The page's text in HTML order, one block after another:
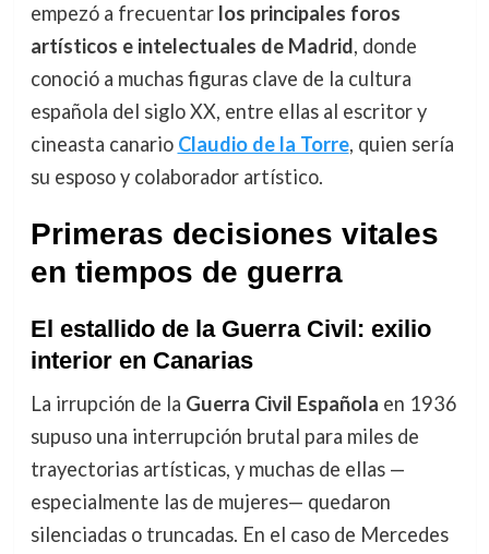
empezó a frecuentar los principales foros
artísticos e intelectuales de Madrid, donde
conoció a muchas figuras clave de la cultura
española del siglo XX, entre ellas al escritor y
cineasta canario Claudio de la Torre, quien sería
su esposo y colaborador artístico.
Primeras decisiones vitales
en tiempos de guerra
El estallido de la Guerra Civil: exilio
interior en Canarias
La irrupción de la Guerra Civil Española en 1936
supuso una interrupción brutal para miles de
trayectorias artísticas, y muchas de ellas —
especialmente las de mujeres— quedaron
silenciadas o truncadas. En el caso de Mercedes